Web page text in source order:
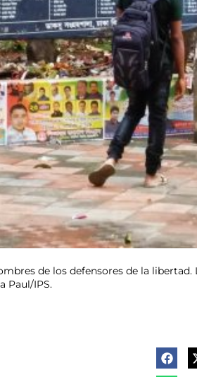
de los defensores de la
Paul/IPS.